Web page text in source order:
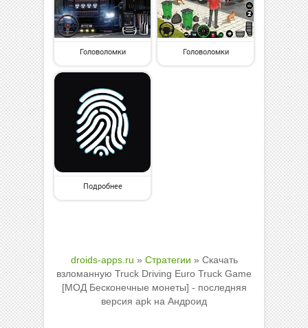
Головоломки Головоломки
Подробнее
droids-apps.ru » Стратегии » Скачать
взломанную Truck Driving Euro Truck Game
[МОД Бесконечные монеты] - последняя
версия apk на Андроид